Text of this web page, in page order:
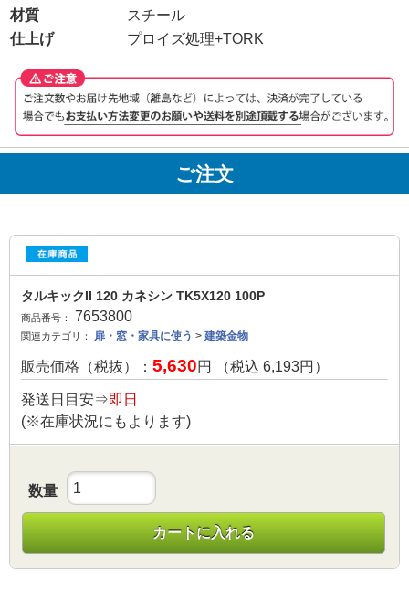
材質
スチール
仕上げ
プロイズ処理+TORK
ご注文
タルキックII 120 カネシン TK5X120 100P
商品番号： 7653800
関連カテゴリ： 扉・窓・家具に使う > 建築金物
販売価格（税抜）： 5,630円 （税込 6,193円）
発送日目安⇒即日
(※在庫状況にもよります)
数量
カートに入れる